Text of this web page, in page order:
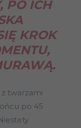
PO ICH
KROK
z twarzami
po 45